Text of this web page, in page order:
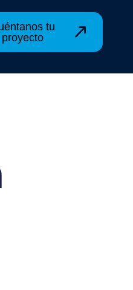
tu
proyecto